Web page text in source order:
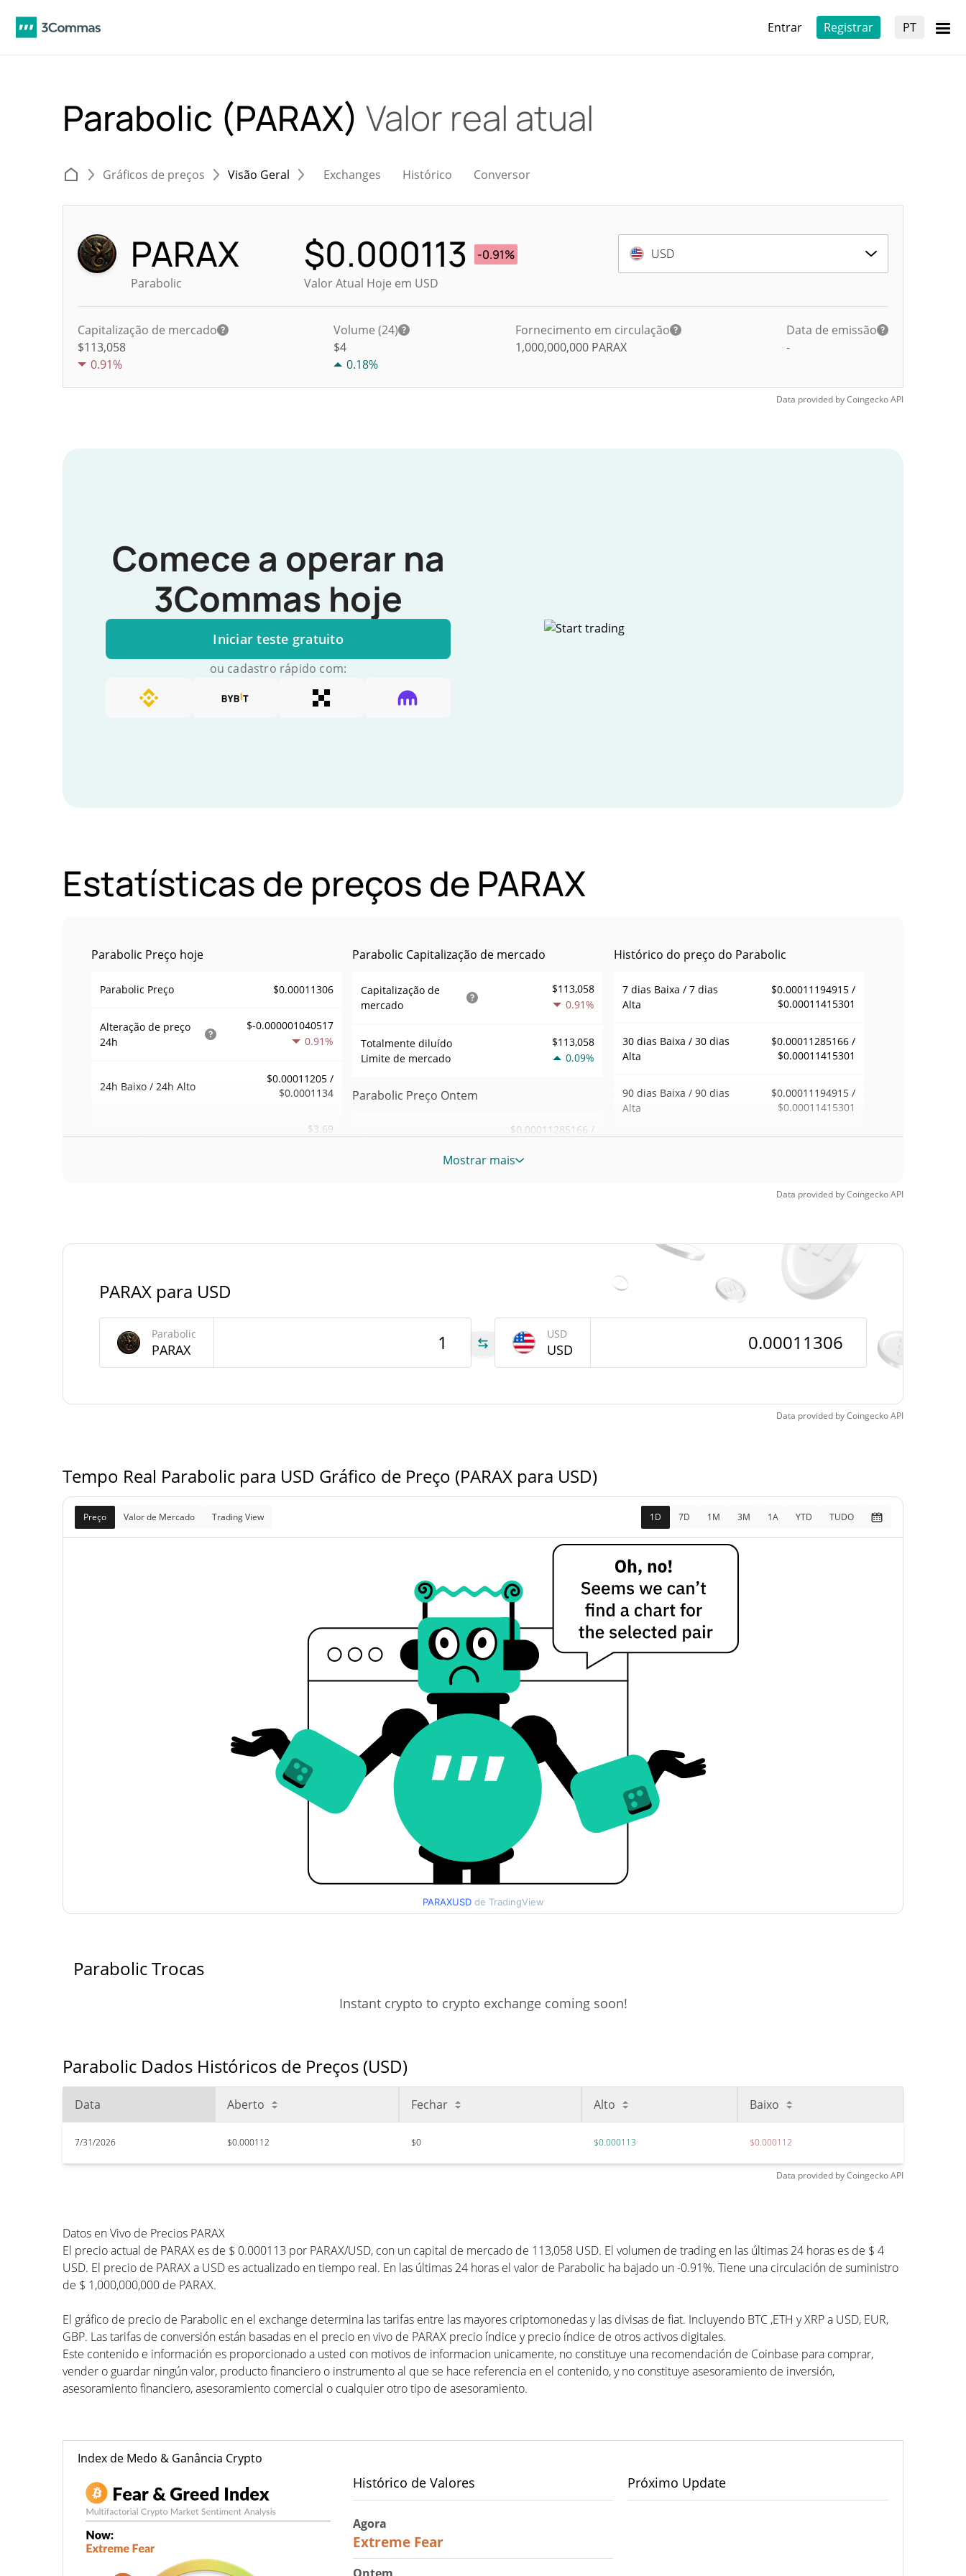
Entrar Registrar PT
Parabolic (PARAX) Valor real atual
Gráficos de preços Visão Geral Exchanges Histórico Conversor
PARAX
Parabolic
$0.000113
-0.91%
Valor Atual Hoje em USD
USD
Capitalização de mercado
$113,058
0.91%
Volume (24)
$4
0.18%
Fornecimento em circulação
1,000,000,000 PARAX
Data de emissão
-
Data provided byCoingeckoAPI
Comece a operar na
3Commas hoje
Iniciar teste gratuito
ou cadastro rápido com:
Estatísticas de preços de PARAX
Parabolic Preço hoje
Parabolic Preço $0.00011306
Alteração de preço
24h
$-0.000001040517
0.91%
24h Baixo / 24h Alto
$0.00011205 /
$0.0001134
Volume24h
$3.69
Fornecimento de Parabolic
Fornecimento em
circulação
Parabolic Capitalização de mercado
Capitalização de
mercado
$113,058
0.91%
Totalmente diluído
Limite de mercado
$113,058
0.09%
Parabolic Preço Ontem
Baixa / Alta de ontem
$0.00011285166 /
Histórico do preço do Parabolic
7 dias Baixa / 7 dias
Alta
$0.00011194915 /
$0.00011415301
30 dias Baixa / 30 dias
Alta
$0.00011285166 /
$0.00011415301
90 dias Baixa / 90 dias
Alta
$0.00011194915 /
$0.00011415301
Baixa de todos os
tempos
Jun 6, 2026 (2 meses atrás)
$0.00009219
22.63%
Mostrar mais
Data provided byCoingeckoAPI
PARAX para USD
Parabolic
PARAX
USD
USD
Data provided byCoingeckoAPI
Tempo Real Parabolic para USD Gráfico de Preço (PARAX para USD)
Preço Valor de Mercado Trading View 1D 7D 1M 3M 1A YTD TUDO
PARAXUSD de TradingView
Parabolic Trocas
Instant crypto to crypto exchange coming soon!
Parabolic Dados Históricos de Preços (USD)
Data Aberto Fechar Alto Baixo
7/31/2026 $0.000112 $0 $0.000113 $0.000112
Data provided byCoingeckoAPI
Datos en Vivo de Precios PARAX
El precio actual de PARAX es de $ 0.000113 por PARAX/USD, con un capital de mercado de 113,058 USD. El volumen de trading en las últimas 24 horas es de $ 4
USD. El precio de PARAX a USD es actualizado en tiempo real. En las últimas 24 horas el valor de Parabolic ha bajado un -0.91%. Tiene una circulación de suministro
de $ 1,000,000,000 de PARAX.
El gráfico de precio de Parabolic en el exchange determina las tarifas entre las mayores criptomonedas y las divisas de fiat. Incluyendo BTC ,ETH y XRP a USD, EUR,
GBP. Las tarifas de conversión están basadas en el precio en vivo de PARAX precio índice y precio índice de otros activos digitales.
Este contenido e información es proporcionado a usted con motivos de informacion unicamente, no constituye una recomendación de Coinbase para comprar,
vender o guardar ningún valor, producto financiero o instrumento al que se hace referencia en el contenido, y no constituye asesoramiento de inversión,
asesoramiento financiero, asesoramiento comercial o cualquier otro tipo de asesoramiento.
Index de Medo & Ganância Crypto
Histórico de Valores
Agora
Extreme Fear
Próximo Update